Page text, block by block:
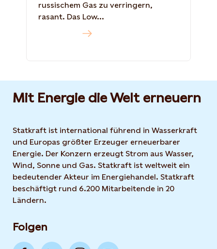
russischem Gas zu verringern,
rasant. Das Low...
Mit Energie die Welt erneuern
Statkraft ist international führend in Wasserkraft
und Europas größter Erzeuger erneuerbarer
Energie. Der Konzern erzeugt Strom aus Wasser,
Wind, Sonne und Gas. Statkraft ist weltweit ein
bedeutender Akteur im Energiehandel. Statkraft
beschäftigt rund 6.200 Mitarbeitende in 20
Ländern.
Folgen